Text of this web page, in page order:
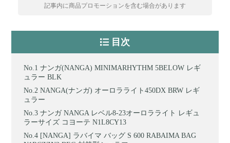
記事内に商品プロモーションを含む場合があります
目次
ナンガ(NANGA) MINIMARHYTHM 5BELOW レギ
ュラー BLK
NANGA(ナンガ) オーロラライト450DX BRW レギ
ュラー
ナンガ NANGA レベル8-23オーロラライト レギュ
ラーサイズ コヨーテ N1L8CY13
[NANGA] ラバイマ バッグ S 600 RABAIMA BAG